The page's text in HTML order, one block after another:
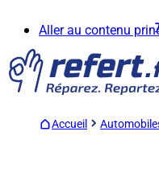
Aller au contenu
Accueil